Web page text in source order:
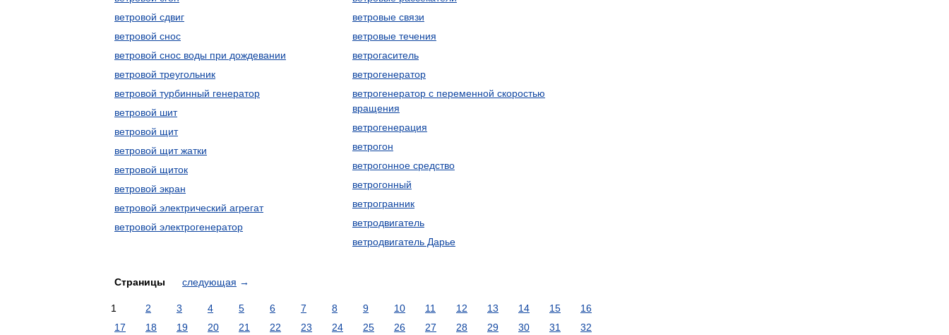
ветровой сдвиг
ветровой снос
ветровой снос воды при дождевании
ветровой треугольник
ветровой турбинный генератор
ветровой шит
ветровой щит
ветровой щит жатки
ветровой щиток
ветровой экран
ветровой электрический агрегат
ветровой электрогенератор
ветровые связи
ветровые течения
ветрогаситель
ветрогенератор
ветрогенератор с переменной скоростью
вращения
ветрогенерация
ветрогон
ветрогонное средство
ветрогонный
ветрогранник
ветродвигатель
ветродвигатель Дарье
Страницы следующая →
1 2 3 4 5 6 7 8 9 10 11 12 13 14 15
16
17
18 19 20 21 22 23 24 25 26 27 28 29 30 31
32